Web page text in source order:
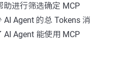
助进行筛选确定 MCP
Agent 的总 Tokens 消
Agent 能使用 MCP